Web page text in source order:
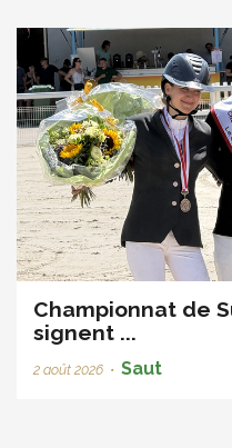
Championnat de
signent ...
2 août 2026 • Saut